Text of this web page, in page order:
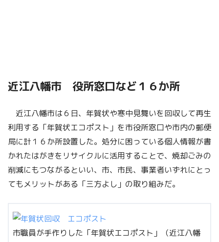
近江八幡市 役所窓口など１６か所
近江八幡市は６日、年賀状や寒中見舞いを回収して再生
利用する「年賀状エコポスト」を市役所窓口や市内の郵便
局に計１６か所設置した。処分に困っている個人情報が書
かれたはがきをリサイクルに活用することで、焼却ごみの
削減にもつながるといい、市、市民、事業者いずれにとっ
てもメリットがある「三方よし」の取り組みだ。
市職員が手作りした「年賀状エコポスト」（近江八幡